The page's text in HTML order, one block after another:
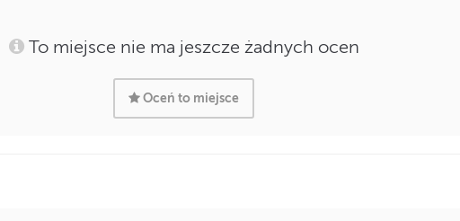
To miejsce nie ma jeszcze żadnych ocen
Oceń to miejsce